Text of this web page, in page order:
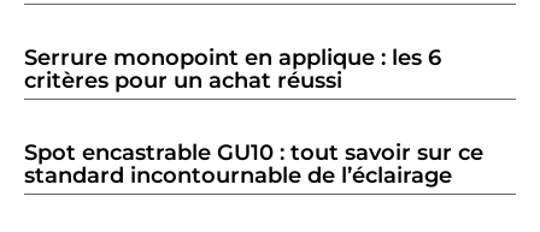
Serrure monopoint en applique : les 6
critères pour un achat réussi
Spot encastrable GU10 : tout savoir sur ce
standard incontournable de l’éclairage